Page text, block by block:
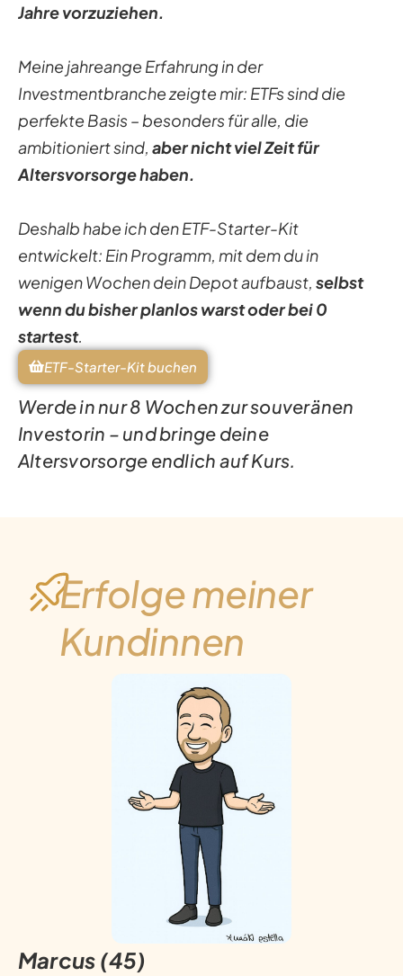
Jahre vorzuziehen.
Meine jahreange Erfahrung in der
Investmentbranche zeigte mir: ETFs sind die
perfekte Basis – besonders für alle, die
ambitioniert sind, aber nicht viel Zeit für
Altersvorsorge haben.
Deshalb habe ich den ETF-Starter-Kit
entwickelt: Ein Programm, mit dem du in
wenigen Wochen dein Depot aufbaust, selbst
wenn du bisher planlos warst oder bei 0
startest.
ETF-Starter-Kit buchen
Werde in nur 8 Wochen zur souveränen
Investorin – und bringe deine
Altersvorsorge endlich auf Kurs.
Erfolge meiner
Kundinnen
Marcus (45)